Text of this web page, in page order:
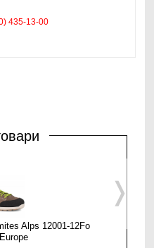
435-13-00
Alps 12001-12Fo
❭